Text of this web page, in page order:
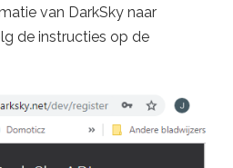
van DarkSky naar
de instructies op de